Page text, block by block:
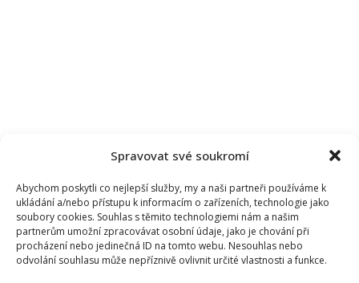
Spravovat své soukromí
Abychom poskytli co nejlepší služby, my a naši partneři používáme k
ukládání a/nebo přístupu k informacím o zařízeních, technologie jako
soubory cookies. Souhlas s těmito technologiemi nám a našim
partnerům umožní zpracovávat osobní údaje, jako je chování při
procházení nebo jedinečná ID na tomto webu. Nesouhlas nebo
odvolání souhlasu může nepříznivě ovlivnit určité vlastnosti a funkce.